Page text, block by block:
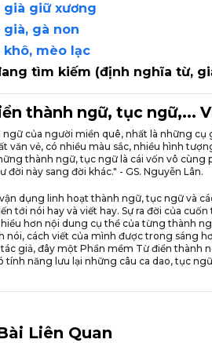
già giữ xương
già, gà non
khô, mèo lạc
tìm kiếm (định nghĩa từ,
thành ngữ, tục ngữ,...
ngữ của người miền quê, nhất là những
văn vẻ, có nhiều màu sắc, nhiều hình
thành ngữ, tục ngữ là cái vốn vô cùng
đời này sang đời khác." - GS. Nguyễn Lân.
dụng linh hoạt thành ngữ, tục ngữ và
tới nói hay và viết hay. Sự ra đời của
hiểu hơn nội dung cụ thể của từng thành
nói, cách viết của mình được trong sáng
giả, đây một Phần mềm Từ điển thành
tính năng lưu lại những câu ca dao, tục
Liên Quan